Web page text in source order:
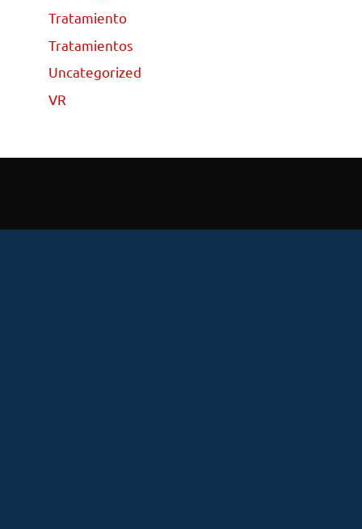
Tratamiento
Tratamientos
Uncategorized
VR